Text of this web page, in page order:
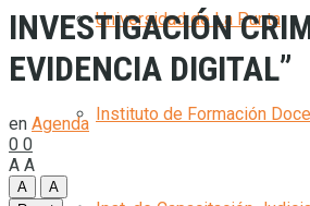
Universidad de La Punta
Instituto de Formación
INVESTIGACIÓN
EVIDENCIA DIGITAL”
en Agenda
0 0
A A
A
A